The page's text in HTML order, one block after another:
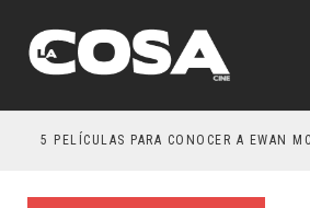
5 PELÍCULAS PARA CONOCER A EWAN